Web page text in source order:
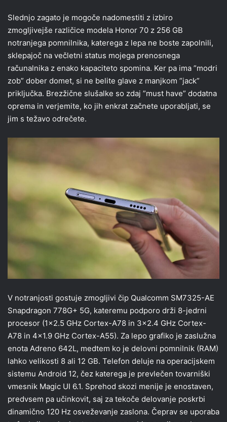
Slednjo zagato je mogoče nadomestiti z izbiro
zmogljivejše različice modela Honor 70 z 256 GB
notranjega pomnilnika, katerega z lepa ne boste zapolnili,
sklepajoč na večletni status mojega prenosnega
računalnika z enako kapaciteto spomina. Ker pa ima ”modri
zob” dober domet, si ne belite glave z manjkom ”jack”
priključka. Brezžične slušalke so zdaj ”must have” dodatna
oprema in verjemite, ko jih enkrat začnete uporabljati, se
jim s težavo odrečete.
V notranjosti gostuje zmogljivi čip Qualcomm SM7325-AE
Snapdragon 778G+ 5G, kateremu podporo drži 8-jedrni
procesor (1×2.5 GHz Cortex-A78 in 3×2.4 GHz Cortex-
A78 in 4×1.9 GHz Cortex-A55). Za lepo grafiko je zaslužna
enota Adreno 642L, medtem ko je delovni pomnilnik (RAM)
lahko velikosti 8 ali 12 GB. Telefon deluje na operacijskem
sistemu Android 12, čez katerega je prevlečen tovarniški
vmesnik Magic UI 6.1. Sprehod skozi menije je enostaven,
predvsem pa učinkovit, saj za tekoče delovanje poskrbi
dinamično 120 Hz osveževanje zaslona. Čeprav se uporaba